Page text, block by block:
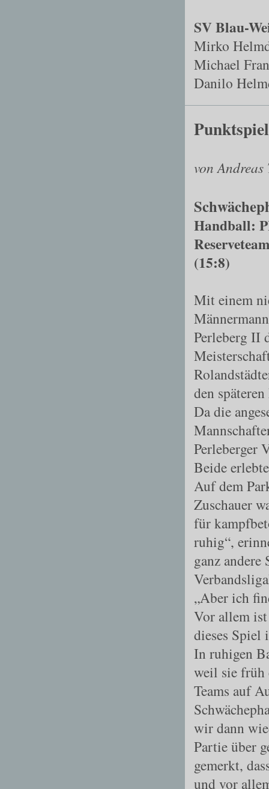
SV Blau-
Mirko
Michael
Danilo
von
Handball:
(15:8)
Mit einem
Perleberg II
den
Da die
Perleberger
Beide
Auf dem
Zuschauer
für
ruhig“,
ganz andere
„Aber ich
Vor allem ist
dieses Spiel
In ruhigen
weil sie früh
Teams auf
wir dann
Partie über
gemerkt,
und vor